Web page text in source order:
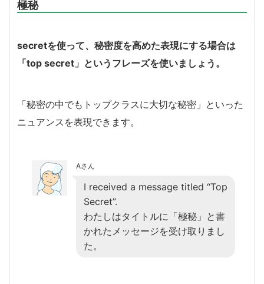
極秘
secretを使って、秘密度を高めた表現にする場合は
「top secret」というフレーズを使いましょう。
「秘密の中でもトップクラスに大切な秘密」といった
ニュアンスを表現できます。
Aさん
I received a message titled “Top
Secret”.
わたしはタイトルに「極秘」と書
かれたメッセージを受け取りまし
た。